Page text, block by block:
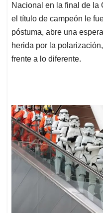
Nacional en la final de la
el título de campeón le
póstuma, abre una
herida por la
frente a lo diferente.